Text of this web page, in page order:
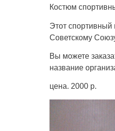
Костюм
Этот спортивный
Советскому
Вы можете
название
цена. 2000 р.